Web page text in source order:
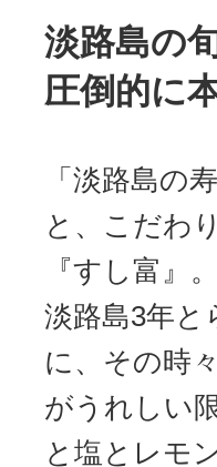
淡路島の
圧倒的に
「淡路島の
と、こだわ
『すし富』
淡路島3年
に、その時
がうれしい
と塩とレモ